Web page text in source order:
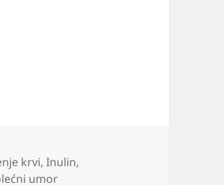
krvi,Inulin,
umor